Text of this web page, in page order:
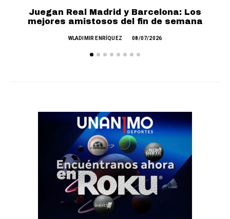
Juegan Real Madrid y Barcelona: Los
mejores amistosos del fin de semana
WLADIMIR ENRÍQUEZ 08/07/2026